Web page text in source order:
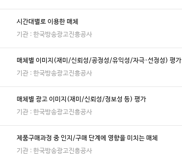
시간대별로 이용한 매체
기관 : 한국방송광고진흥공사
매체별 이미지(재미/신뢰성/공정성/유익성/자극·선정성) 평가
기관 : 한국방송광고진흥공사
매체별 광고 이미지(재미/신뢰성/정보성 등) 평가
기관 : 한국방송광고진흥공사
제품구매과정 중 인지/구매 단계에 영향을 미치는 매체
기관 : 한국방송광고진흥공사